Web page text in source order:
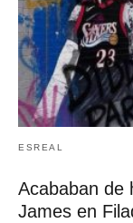
ESREAL
Acababan de
James en